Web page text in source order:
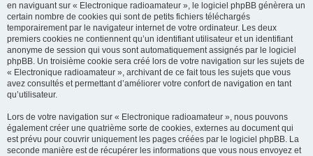
en naviguant sur « Electronique radioamateur », le logiciel phpBB génèrera un
certain nombre de cookies qui sont de petits fichiers téléchargés
temporairement par le navigateur internet de votre ordinateur. Les deux
premiers cookies ne contiennent qu’un identifiant utilisateur et un identifiant
anonyme de session qui vous sont automatiquement assignés par le logiciel
phpBB. Un troisième cookie sera créé lors de votre navigation sur les sujets de
« Electronique radioamateur », archivant de ce fait tous les sujets que vous
avez consultés et permettant d’améliorer votre confort de navigation en tant
qu’utilisateur.
Lors de votre navigation sur « Electronique radioamateur », nous pouvons
également créer une quatrième sorte de cookies, externes au document qui
est prévu pour couvrir uniquement les pages créées par le logiciel phpBB. La
seconde manière est de récupérer les informations que vous nous envoyez et